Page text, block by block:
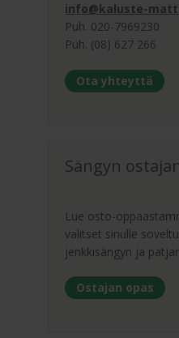
info@kaluste-
Puh. 020-7969230
Puh. (08) 627 266
Ota yhteyttä
Sängyn
Lue osto-
valitset sinulle
jenkkisängyn ja
Ostajan opas